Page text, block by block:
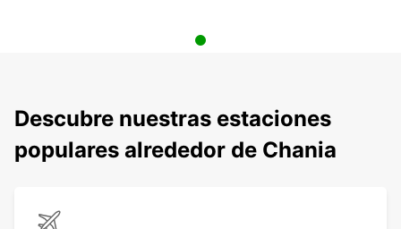
Descubre nuestras estaciones
populares alrededor de Chania